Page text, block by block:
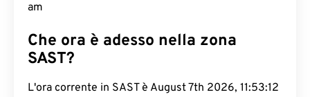
am
Che ora è adesso nella zona
SAST?
L'ora corrente in SAST è August 7th 2026, 11:53:13